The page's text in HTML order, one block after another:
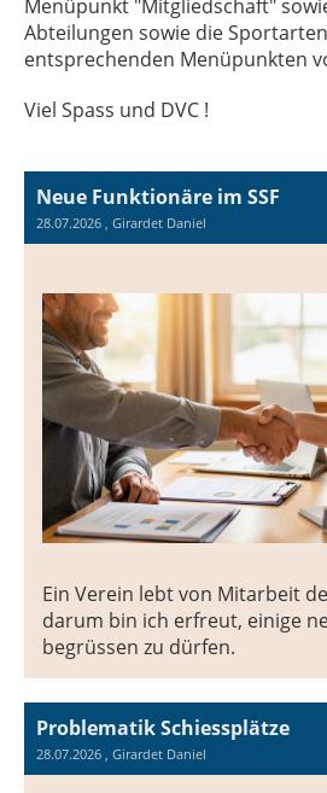
Menüpunkt "Mitgliedschaft"
Abteilungen sowie die
entsprechenden Menüpunkten
Viel Spass und DVC !
Neue Funktionäre im SSF
28.07.2026 , Girardet Daniel
Ein Verein lebt von Mitarbeit
darum bin ich erfreut, einige
begrüssen zu dürfen.
Problematik Schiessplätze
28.07.2026 , Girardet Daniel